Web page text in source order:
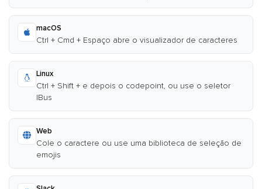
macOS
Ctrl + Cmd + Espaço abre o visualizador de caracteres
Linux
Ctrl + Shift + e depois o codepoint, ou use o seletor
IBus
Web
Cole o caractere ou use uma biblioteca de seleção de
emojis